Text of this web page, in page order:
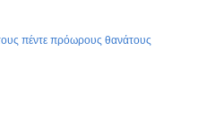
πέντε πρόωρους θανάτους